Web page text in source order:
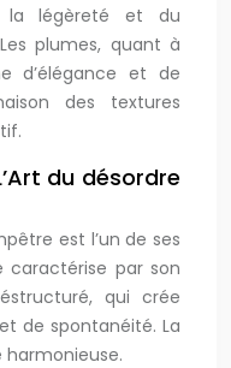
la légèreté et du
plumes, quant à
d’élégance et de
des textures
du désordre
est l’un de ses
caractérise par son
qui crée
de spontanéité. La